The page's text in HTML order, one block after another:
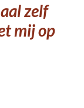
zelf
mij op